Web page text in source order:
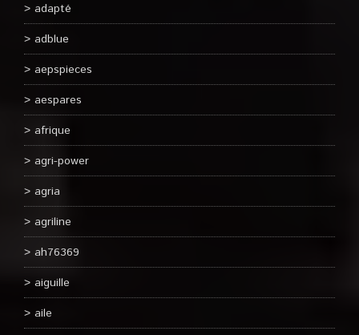
adapté
adblue
aepspieces
aespares
afrique
agri-power
agria
agriline
ah76369
aiguille
aile